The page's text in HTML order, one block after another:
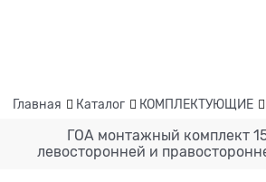
Главная Каталог КОМПЛЕКТУЮЩИЕ
ГОА монтажный комплект
левосторонней и